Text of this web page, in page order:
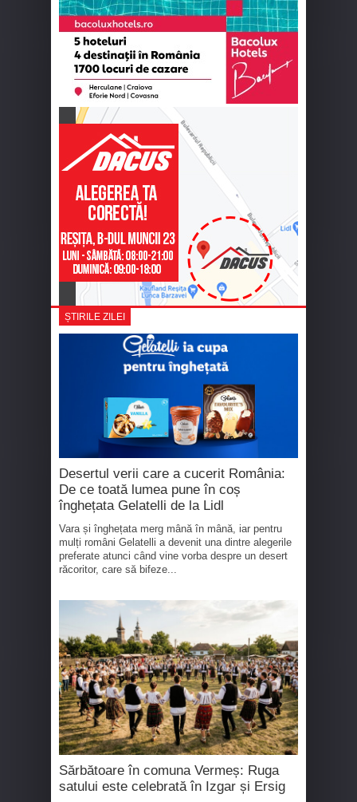
ȘTIRILE ZILEI
Desertul verii care a cucerit România:
De ce toată lumea pune în coș
înghețata Gelatelli de la Lidl
Vara și înghețata merg mână în mână, iar pentru
mulți români Gelatelli a devenit una dintre alegerile
preferate atunci când vine vorba despre un desert
răcoritor, care să bifeze...
Sărbătoare în comuna Vermeș: Ruga
satului este celebrată în Izgar și Ersig